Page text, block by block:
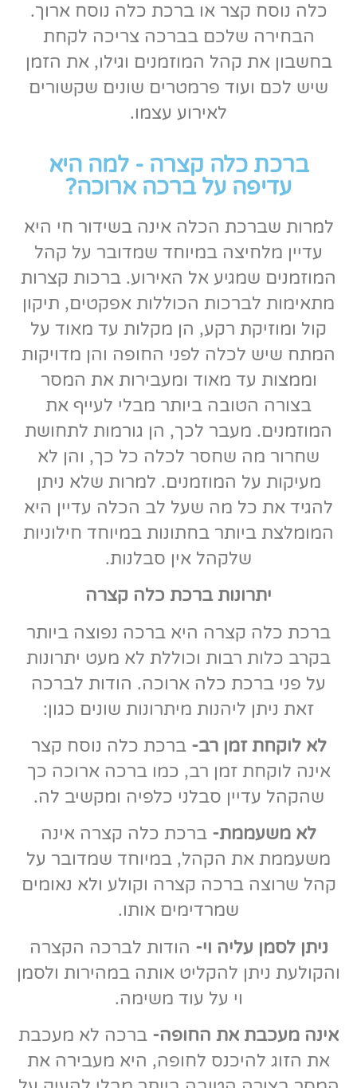
כלה נוסח קצר או ברכת כלה נוסח ארוך.
הבחירה שלכם בברכה צריכה לקחת
בחשבון את קהל המוזמנים וגילו, את הזמן
שיש לכם ועוד פרמטרים שונים שקשורים
לאירוע עצמו.
ברכת כלה קצרה - למה היא
עדיפה על ברכה ארוכה?
למרות שברכת הכלה אינה בשידור חי היא
עדיין מלחיצה במיוחד שמדובר על קהל
המוזמנים שמגיע אל האירוע. ברכות קצרות
מתאימות לברכות הכוללות אפקטים, תיקון
קול ומוזיקת רקע, הן מקלות עד מאוד על
המתח שיש לכלה לפני החופה והן מדויקות
וממצות עד מאוד ומעבירות את המסר
בצורה הטובה ביותר מבלי לעייף את
המוזמנים. מעבר לכך, הן גורמות לתחושת
שחרור מה שחסר לכלה כל כך, והן לא
מעיקות על המוזמנים. למרות שלא ניתן
להגיד את כל מה שעל לב הכלה עדיין היא
המומלצת ביותר בחתונות במיוחד חילוניות
שלקהל אין סבלנות.
יתרונות ברכת כלה קצרה
ברכת כלה קצרה היא ברכה נפוצה ביותר
בקרב כלות רבות וכוללת לא מעט יתרונות
על פני ברכת כלה ארוכה. הודות לברכה
זאת ניתן ליהנות מיתרונות שונים כגון:
לא לוקחת זמן רב-ברכת כלה נוסח קצר
אינה לוקחת זמן רב, כמו ברכה ארוכה כך
שהקהל עדיין סבלני כלפיה ומקשיב לה.
לא משעממת- ברכת כלה קצרה אינה
משעממת את הקהל, במיוחד שמדובר על
קהל שרוצה ברכה קצרה וקולע ולא נאומים
שמרדימים אותו.
ניתן לסמן עליה וי- הודות לברכה הקצרה
והקולעת ניתן להקליט אותה במהירות ולסמן
וי על עוד משימה.
אינה מעכבת את החופה- ברכה לא מעכבת
את הזוג להיכנס לחופה, היא מעבירה את